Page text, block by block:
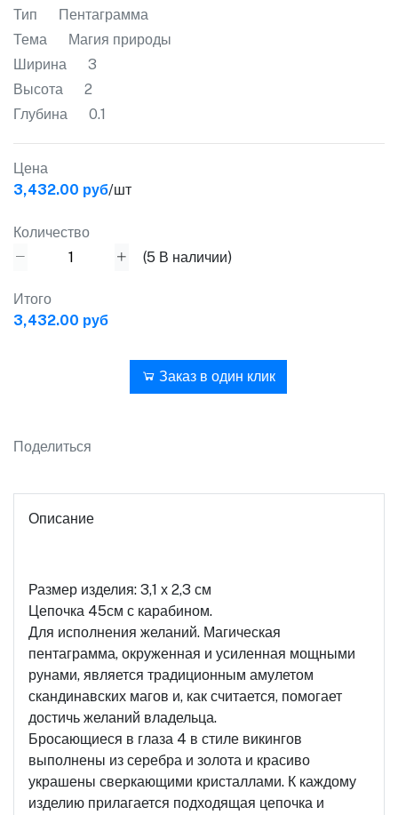
Тип
Пентаграмма
Тема
Магия природы
Ширина
3
Высота
2
Глубина
0.1
Цена
3,432.00 руб/шт
Количество
(5 В наличии)
Итого
3,432.00 руб
Заказ в один клик
Поделиться
Описание
Размер изделия: 3,1 х 2,3 см
Цепочка 45см с карабином.
Для исполнения желаний. Магическая
пентаграмма, окруженная и усиленная мощными
рунами, является традиционным амулетом
скандинавских магов и, как считается, помогает
достичь желаний владельца.
Бросающиеся в глаза 4 в стиле викингов
выполнены из серебра и золота и красиво
украшены сверкающими кристаллами. К каждому
изделию прилагается подходящая цепочка и